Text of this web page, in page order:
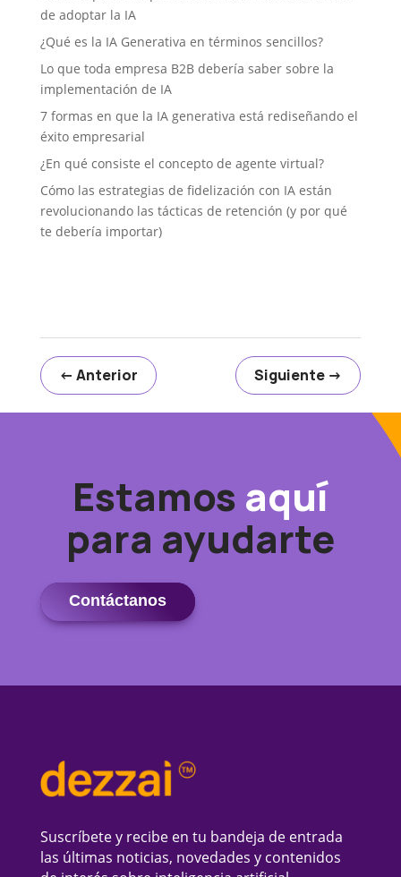
de adoptar la IA
¿Qué es la IA Generativa en términos sencillos?
Lo que toda empresa B2B debería saber sobre la
implementación de IA
7 formas en que la IA generativa está rediseñando el
éxito empresarial
¿En qué consiste el concepto de agente virtual?
Cómo las estrategias de fidelización con IA están
revolucionando las tácticas de retención (y por qué
te debería importar)
← Anterior Siguiente →
Estamos aquí
para ayudarte
Contáctanos
Suscríbete y recibe en tu bandeja de entrada
las últimas noticias, novedades y contenidos